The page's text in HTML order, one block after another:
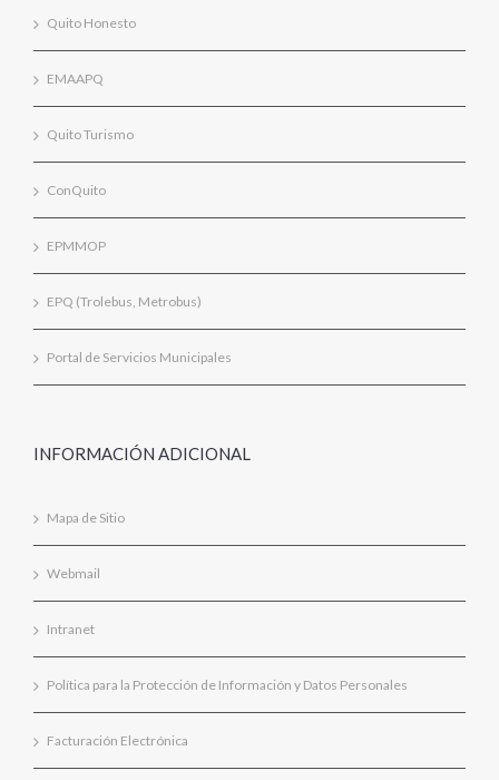
Quito Honesto
EMAAPQ
Quito Turismo
ConQuito
EPMMOP
EPQ (Trolebus, Metrobus)
Portal de Servicios Municipales
INFORMACIÓN ADICIONAL
Mapa de Sitio
Webmail
Intranet
Política para la Protección de Información y Datos Personales
Facturación Electrónica